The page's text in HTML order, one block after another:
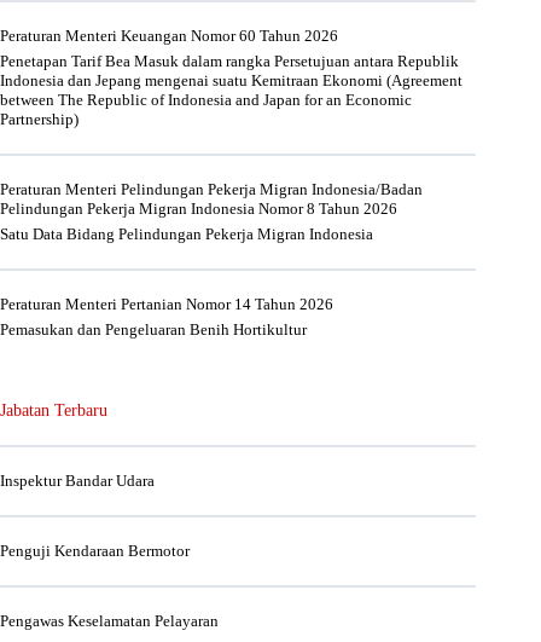
Peraturan Menteri Keuangan Nomor 60 Tahun 2026
Penetapan Tarif Bea Masuk dalam rangka Persetujuan antara Republik
Indonesia dan Jepang mengenai suatu Kemitraan Ekonomi (Agreement
between The Republic of Indonesia and Japan for an Economic
Partnership)
Peraturan Menteri Pelindungan Pekerja Migran Indonesia/Badan
Pelindungan Pekerja Migran Indonesia Nomor 8 Tahun 2026
Satu Data Bidang Pelindungan Pekerja Migran Indonesia
Peraturan Menteri Pertanian Nomor 14 Tahun 2026
Pemasukan dan Pengeluaran Benih Hortikultur
Jabatan Terbaru
Inspektur Bandar Udara
Penguji Kendaraan Bermotor
Pengawas Keselamatan Pelayaran